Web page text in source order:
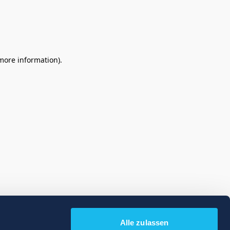
Alle zulassen
information).